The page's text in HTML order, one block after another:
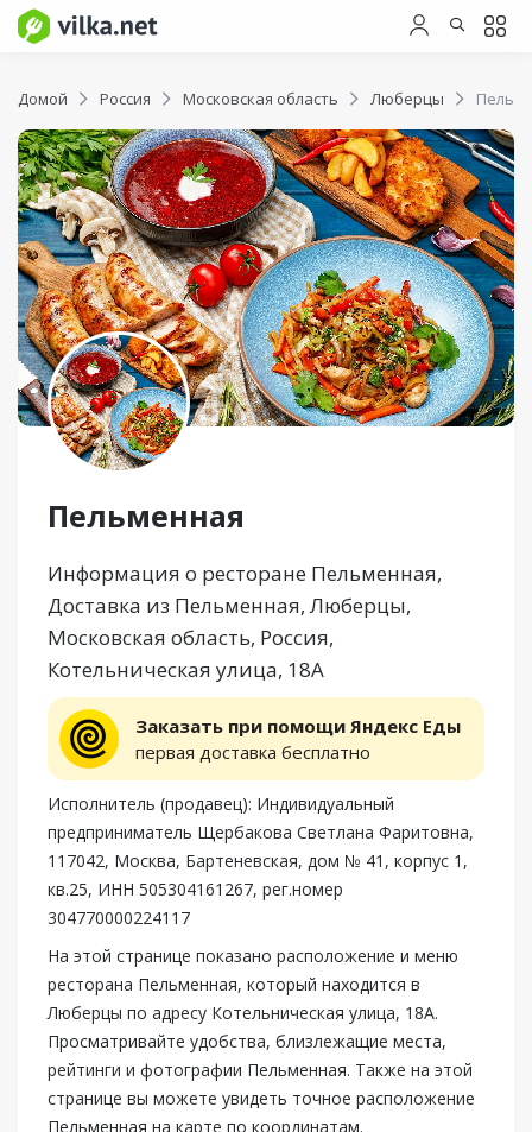
Домой Россия Московская область Люберцы
Пельменная
Информация о ресторане Пельменная,
Доставка из Пельменная, Люберцы,
Московская область, Россия,
Котельническая улица, 18А
Заказать при помощи Яндекс Еды
первая доставка бесплатно
Исполнитель (продавец): Индивидуальный
предприниматель Щербакова Светлана Фаритовна,
117042, Москва, Бартеневская, дом № 41, корпус 1,
кв.25, ИНН 505304161267, рег.номер
304770000224117
На этой странице показано расположение и меню
ресторана Пельменная, который находится в
Люберцы по адресу Котельническая улица, 18А.
Просматривайте удобства, близлежащие места,
рейтинги и фотографии Пельменная. Также на этой
странице вы можете увидеть точное расположение
Пельменная на карте по координатам.